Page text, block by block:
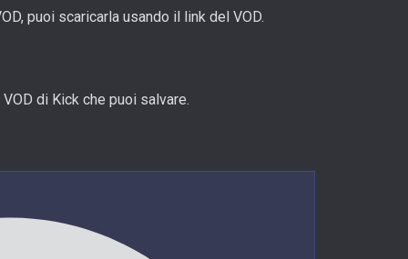
puoi scaricarla usando il link del VOD.
di Kick che puoi salvare.